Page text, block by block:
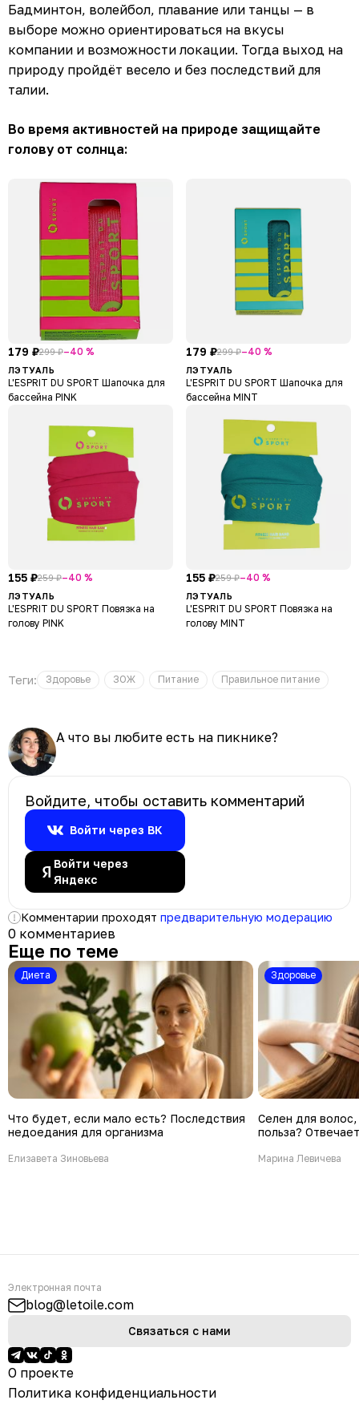
Бадминтон, волейбол, плавание или танцы — в
выборе можно ориентироваться на вкусы
компании и возможности локации. Тогда выход на
природу пройдёт весело и без последствий для
талии.
Во время активностей на природе защищайте
голову от солнца:
179 ₽299 ₽–40 %
ЛЭТУАЛЬ
L'ESPRIT DU SPORT Шапочка для
бассейна PINK
179 ₽299 ₽–40 %
ЛЭТУАЛЬ
L'ESPRIT DU SPORT Шапочка для
бассейна MINT
155 ₽259 ₽–40 %
ЛЭТУАЛЬ
L'ESPRIT DU SPORT Повязка на
голову PINK
155 ₽259 ₽–40 %
ЛЭТУАЛЬ
L'ESPRIT DU SPORT Повязка на
голову MINT
Теги: Здоровье ЗОЖ Питание Правильное питание
А что вы любите есть на пикнике?
Войдите, чтобы оставить комментарий
Войти через ВК
Войти через
Яндекс
Комментарии проходят предварительную модерацию
0 комментариев
Еще по теме
Диета
Что будет, если мало есть? Последствия
недоедания для организма
Елизавета Зиновьева
Здоровье
Селен для
польза?
Марина Левичева
Электронная почта
blog@letoile.com
Связаться с нами
О проекте
Политика конфиденциальности